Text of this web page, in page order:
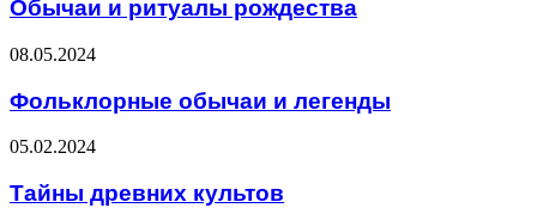
Обычаи и ритуалы рождества
08.05.2024
Фольклорные обычаи и легенды
05.02.2024
Тайны древних культов